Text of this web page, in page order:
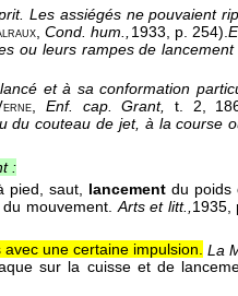
Les assiégés ne pouvaient
,Cond. hum., 1933 , p. 254).
ou leurs rampes de lancement
et à sa conformation
,Enf. cap. Grant,t. 2 ,
du couteau de jet, à la course
:
pied, saut, lancement du poids
mouvement. Arts et litt., 1935,
une certaine impulsion. La
sur la cuisse et de